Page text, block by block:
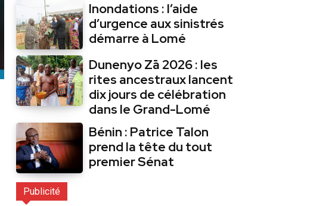
Inondations : l’aide
d’urgence aux sinistrés
démarre à Lomé
Dunenyo Zā 2026 : les
rites ancestraux lancent
dix jours de célébration
dans le Grand-Lomé
Bénin : Patrice Talon
prend la tête du tout
premier Sénat
Publicité